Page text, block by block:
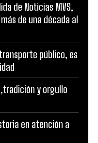
de Noticias MVS,
de una década al
público, es
y orgullo
en atención a